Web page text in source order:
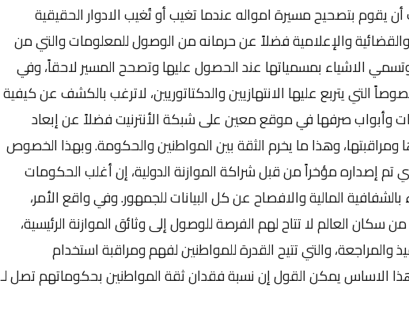
يقوم بتصحيح مسيرة امواله عندما تغيب أو تُغيب الادوار الحقيقية
والإعلامية فضلاً عن حرمانه من الوصول للمعلومات والتي من
الاشياء بمسمياتها عند الحصول عليها وتصحح المسير لاحقاً، وفي
التي يتربع عليها الانتهازيين والدكتاتوريين، لاترغب بالكشف عن كيفية
وأبواب صرفها في موقع معين على شبكة الأنترنيت فضلاً عن إبعاد
وهذا ما يخرم الثقة بين المواطنين والحكومة. وبهذا الخصوص
تم إصداره مؤخراً من قبل شراكة الموازنة الدولية، إن أغلب الحكومات
المالية والافصاح عن كل البيانات للجمهور. وفي واقع الأمر،
المسح إلى أن حوالي 70% من سكان العالم لا تتاح لهم الفرصة للوصول إلى وثائق الموازنة الرئيسية،
والمراجعة، والتي تتيح القدرة للمواطنين لفهم ومراقبة استخدام
الاساس يمكن القول إن نسبة فقدان ثقة المواطنين بحكوماتهم تصل لـ